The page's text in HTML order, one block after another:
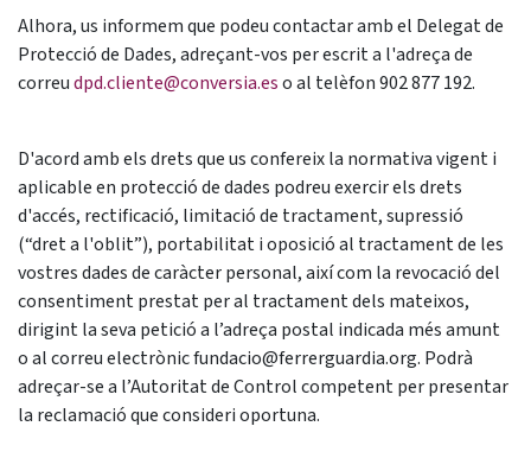
Alhora, us informem que podeu contactar amb el Delegat de
Protecció de Dades, adreçant-vos per escrit a l'adreça de
correudpd.cliente@conversia.eso al telèfon 902 877 192.
D'acord amb els drets que us confereix la normativa vigent i
aplicable en protecció de dades podreu exercir els drets
d'accés, rectificació, limitació de tractament, supressió
(“dret a l'oblit”), portabilitat i oposició al tractament de les
vostres dades de caràcter personal, així com la revocació del
consentiment prestat per al tractament dels mateixos,
dirigint la seva petició a l’adreça postal indicada més amunt
o al correu electrònic fundacio@ferrerguardia.org. Podrà
adreçar-se a l’Autoritat de Control competent per presentar
la reclamació que consideri oportuna.